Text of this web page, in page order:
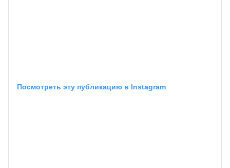
Посмотреть эту публикацию в Instagram